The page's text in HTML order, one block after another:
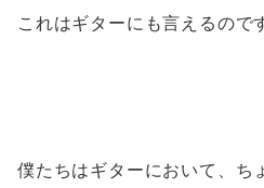
これはギターにも言えるので
僕たちはギターにおいて、ち